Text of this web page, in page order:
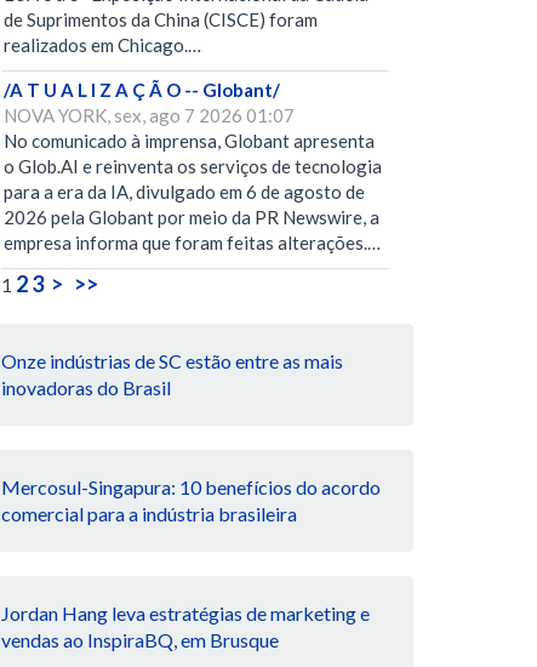
de Suprimentos da China (CISCE) foram
realizados em Chicago.…
/A T U A L I Z A Ç Ã O -- Globant/
NOVA YORK, sex, ago 7 2026 01:07
No comunicado à imprensa, Globant apresenta
o Glob.AI e reinventa os serviços de tecnologia
para a era da IA, divulgado em 6 de agosto de
2026 pela Globant por meio da PR Newswire, a
empresa informa que foram feitas alterações.…
1 23 > >>
Onze indústrias de SC estão entre as mais
inovadoras do Brasil
Mercosul-Singapura: 10 benefícios do acordo
comercial para a indústria brasileira
Jordan Hang leva estratégias de marketing e
vendas ao InspiraBQ, em Brusque